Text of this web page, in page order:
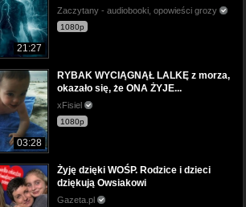
21:27
Zaczytany - audiobooki, opowieści grozy
1080p
03:28
RYBAK WYCIĄGNĄŁ LALKĘ z morza,
okazało się, że ONA ŻYJE...
xFisiel
1080p
Żyję dzięki WOŚP. Rodzice i dzieci
dziękują Owsiakowi
Gazeta.pl